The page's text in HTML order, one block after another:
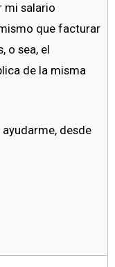
mi salario
que facturar
o sea, el
de la misma
ayudarme, desde